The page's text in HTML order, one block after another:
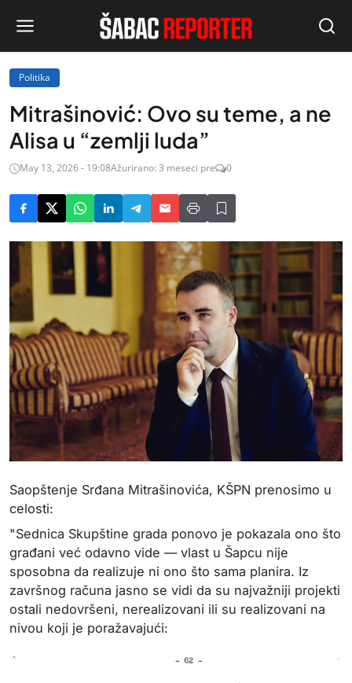
Politika
Mitrašinović: Ovo su teme, a ne
Alisa u “zemlji luda”
May 13, 2026 - 19:08Ažurirano: 3 meseci pre 0
Saopštenje Srđana Mitrašinovića, KŠPN prenosimo u
celosti:
"Sednica Skupštine grada ponovo je pokazala ono što
građani već odavno vide — vlast u Šapcu nije
sposobna da realizuje ni ono što sama planira. Iz
završnog računa jasno se vidi da su najvažniji projekti
ostali nedovršeni, nerealizovani ili su realizovani na
nivou koji je poražavajući: